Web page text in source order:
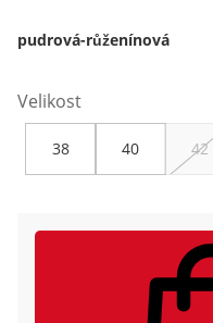
pudrová-růženínová
Velikost
38 40 42